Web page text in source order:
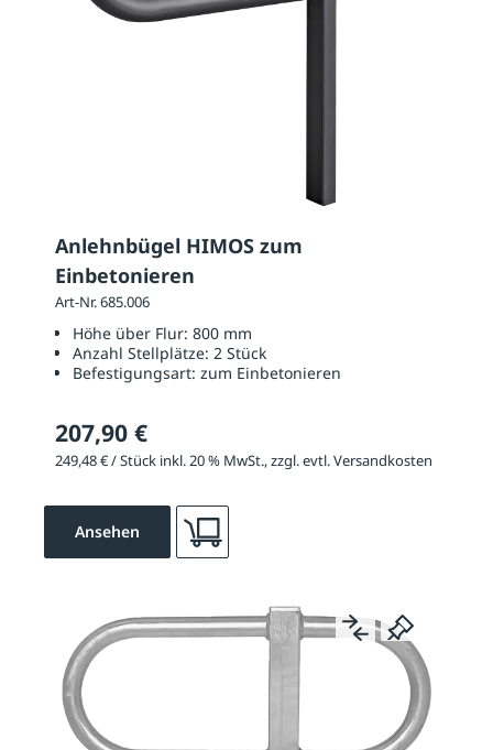
Anlehnbügel HIMOS zum
Einbetonieren
Art-Nr. 685.006
Höhe über Flur: 800 mm
Anzahl Stellplätze: 2 Stück
Befestigungsart: zum Einbetonieren
207,90 €
249,48 € / Stück inkl. 20 % MwSt., zzgl. evtl. Versandkosten
Ansehen